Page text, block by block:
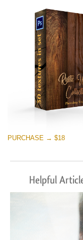
PURCHASE → $18
Helpful